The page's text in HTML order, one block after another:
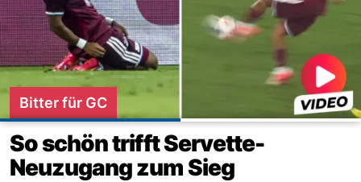
Bitter für GC
So schön trifft Servette-
Neuzugang zum Sieg